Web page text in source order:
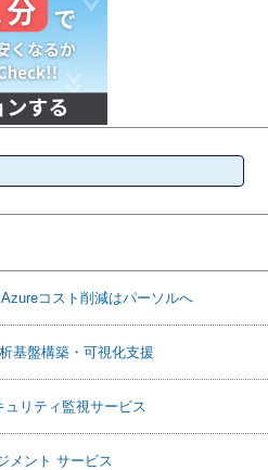
コスト削減はパーソルへ
基盤構築・可視化支援
リティ監視サービス
メント サービス